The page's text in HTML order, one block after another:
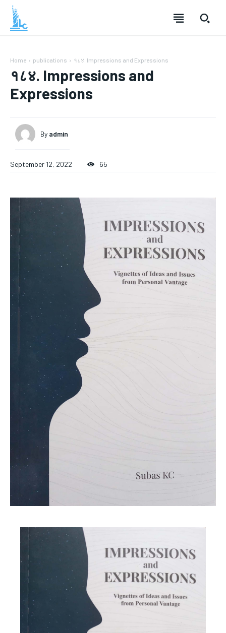
Home publications १८४. Impressions and Expressions
१८४. Impressions and
Expressions
By admin
September 12, 2022 65